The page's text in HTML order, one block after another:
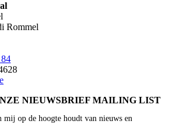
Rommel
NIEUWSBRIEF MAILING LIST
op de hoogte houdt van nieuws en